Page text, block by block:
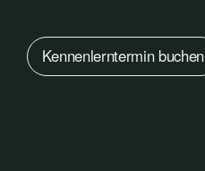
Ken­nen­lern­ter­min buchen